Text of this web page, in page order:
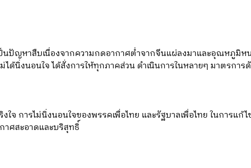
ญหาสืบเนื่องจากความกดอากาศต่ำจากจีนแผ่ลงมาและอุณหภูมิหน
ได้นิ่งนอนใจ ได้สั่งการให้ทุกภาคส่วน ดำเนินการในหลายๆ มาตรกา
จ การไม่นิ่งนอนใจของพรรคเพื่อไทย และรัฐบาลเพื่อไทย ในการแ
าศสะอาดและบริสุทธิ์